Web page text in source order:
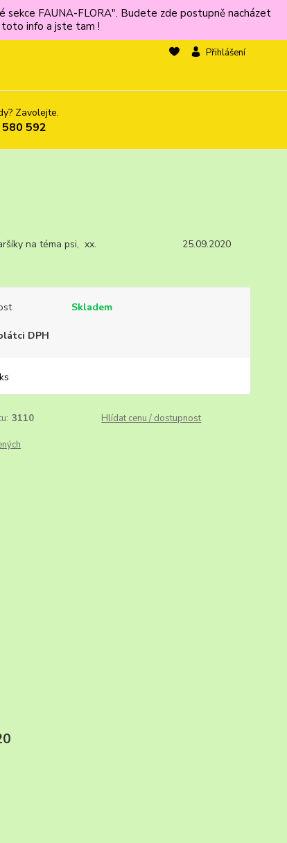
sekce FAUNA-FLORA". Budete zde postupně nacházet
toto info a jste tam !
Přihlášení
Zavolejte.
592
aršíky na téma psi, xx. 25.09.2020
Skladem
DPH
3110 Hlídat cenu / dostupnost